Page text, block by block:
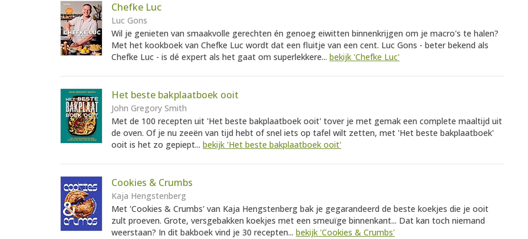
Chefke Luc
Luc Gons
Wil je genieten van smaakvolle gerechten én genoeg eiwitten binnenkrijgen om je macro's te halen?
Met het kookboek van Chefke Luc wordt dat een fluitje van een cent. Luc Gons - beter bekend als
Chefke Luc - is dé expert als het gaat om superlekkere... bekijk 'Chefke Luc'
Het beste bakplaatboek ooit
John Gregory Smith
Met de 100 recepten uit 'Het beste bakplaatboek ooit' tover je met gemak een complete maaltijd uit
de oven. Of je nu zeeën van tijd hebt of snel iets op tafel wilt zetten, met 'Het beste bakplaatboek'
ooit is het zo gepiept... bekijk 'Het beste bakplaatboek ooit'
Cookies & Crumbs
Kaja Hengstenberg
Met 'Cookies & Crumbs' van Kaja Hengstenberg bak je gegarandeerd de beste koekjes die je ooit
zult proeven. Grote, versgebakken koekjes met een smeuïge binnenkant... Dat kan toch niemand
weerstaan? In dit bakboek vind je 30 recepten... bekijk 'Cookies & Crumbs'